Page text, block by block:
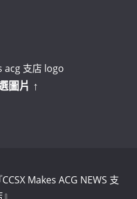
圖片 ↑
Makes ACG NEWS 支